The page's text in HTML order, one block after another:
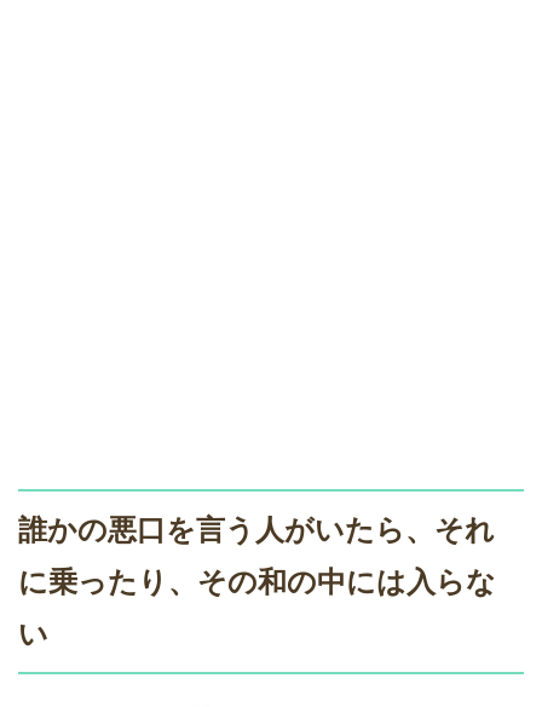
誰かの悪口を言う人がいたら、それ
に乗ったり、その和の中には入らな
い